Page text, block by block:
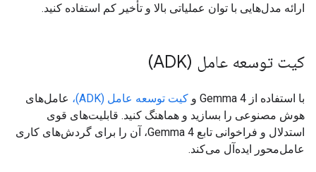
ارائه مدل‌هایی با توان عملیاتی بالا و تأخیر کم استفاده کنید.
کیت توسعه عامل (ADK)
با استفاده از Gemma 4 و کیت توسعه عامل (ADK)،
عامل‌های
هوش مصنوعی را بسازید و هماهنگ کنید. قابلیت‌های قوی
استدلال و فراخوانی تابع Gemma 4، آن را برای گردش‌های کاری
عامل‌محور ایده‌آل می‌کند.